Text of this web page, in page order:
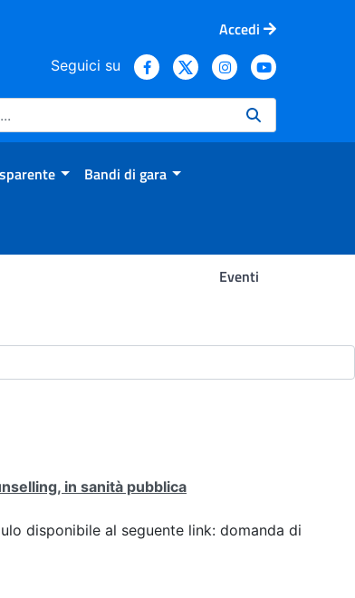
Accedi
Seguici su
Bandi di gara
Eventi
in sanità pubblica
disponibile al seguente link: domanda di